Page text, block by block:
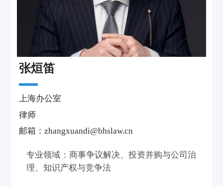
张烜笛
上海办公室
律师
邮箱：zhangxuandi@bhslaw.cn
专业领域：商事争议解决、投资并购与公司治
理、知识产权与竞争法